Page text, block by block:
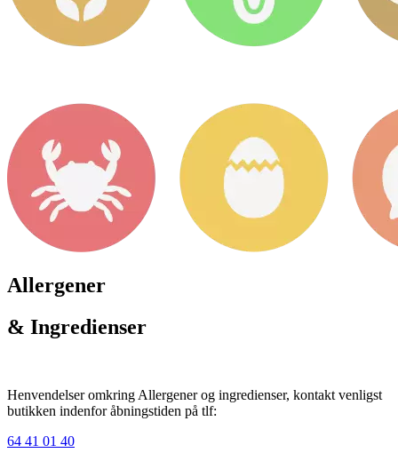
Allergener
& Ingredienser
Henvendelser omkring Allergener og ingredienser, kontakt venligst
butikken indenfor åbningstiden på tlf:
64 41 01 40